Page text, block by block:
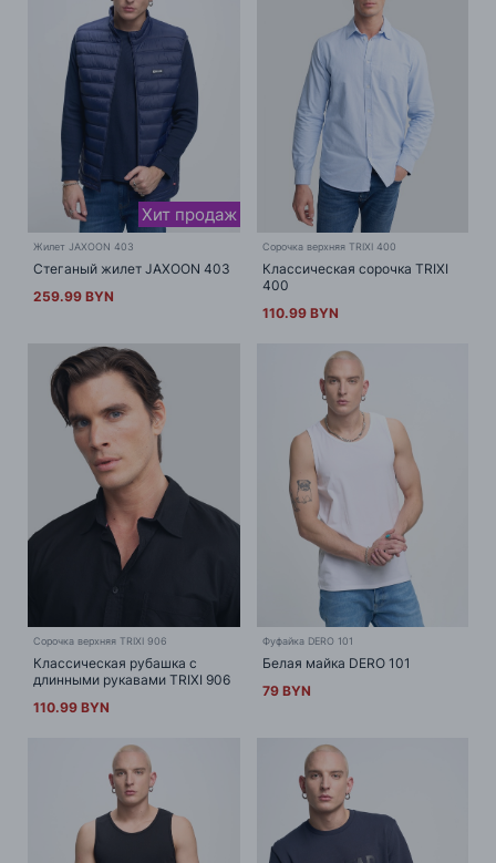
Хит продаж
Жилет JAXOON 403
Стеганый жилет JAXOON 403
259.99 BYN
Сорочка верхняя TRIXI 400
Классическая сорочка TRIXI
400
110.99 BYN
Сорочка верхняя TRIXI 906
Классическая рубашка с
длинными рукавами TRIXI 906
110.99 BYN
Фуфайка DERO 101
Белая майка DERO 101
79 BYN